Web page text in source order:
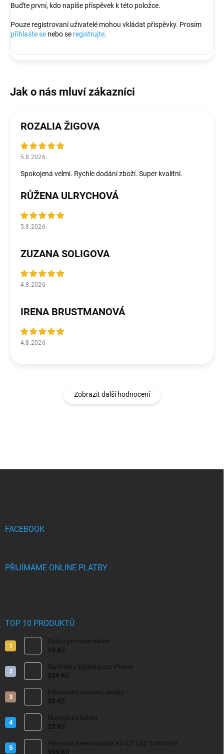
Buďte první, kdo napíše příspěvek k této položce.
Pouze registrovaní uživatelé mohou vkládat příspěvky. Prosím
přihlaste se nebo se registrujte.
ROZALIA ŽIGOVA
5.8.2026
Spokojená velmi. Rychle dodání zboží. Super kvalitní.
RŮŽENA ULRYCHOVÁ
5.8.2026
ZUZANA SOLIGOVA
4.8.2026
IRENA BRUSTMANOVÁ
4.8.2026
Zobrazit další hodnocení
FACEBOOK
PŘIJÍMÁME ONLINE PLATBY
TOP 10 PRODUKTŮ
Dýško pro naše baliče
10 Kč
Sluchátka lightning pro iPhone
239 Kč
Přednostní zabalení zásilky
35 Kč
Ekologické balení
25 Kč
Přenosná herní konzole X7 4,3" LCD 10000 her
999 Kč